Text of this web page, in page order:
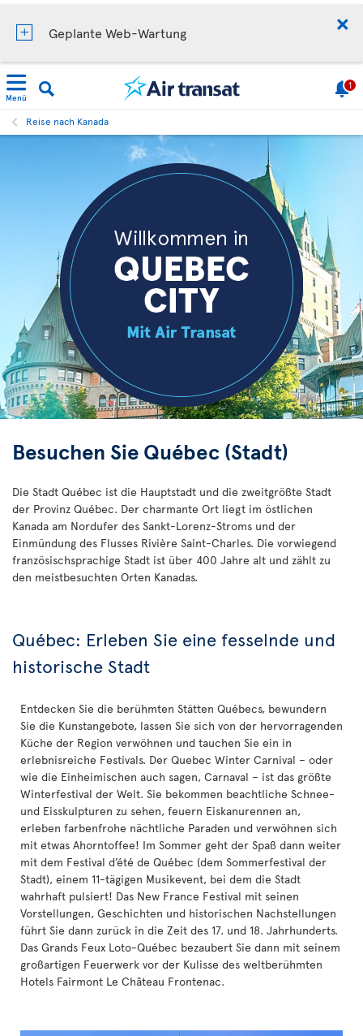
Geplante Web-Wartung
Menü
1
Reise nach Kanada
Besuchen Sie Québec (Stadt)
Die Stadt Québec ist die Hauptstadt und die zweitgrößte Stadt
der Provinz Québec. Der charmante Ort liegt im östlichen
Kanada am Nordufer des Sankt-Lorenz-Stroms und der
Einmündung des Flusses Rivière Saint-Charles. Die vorwiegend
französischsprachige Stadt ist über 400 Jahre alt und zählt zu
den meistbesuchten Orten Kanadas.
Québec: Erleben Sie eine fesselnde und
historische Stadt
Entdecken Sie die berühmten Stätten Québecs, bewundern
Sie die Kunstangebote, lassen Sie sich von der hervorragenden
Küche der Region verwöhnen und tauchen Sie ein in
erlebnisreiche Festivals. Der Quebec Winter Carnival – oder
wie die Einheimischen auch sagen, Carnaval – ist das größte
Winterfestival der Welt. Sie bekommen beachtliche Schnee-
und Eisskulpturen zu sehen, feuern Eiskanurennen an,
erleben farbenfrohe nächtliche Paraden und verwöhnen sich
mit etwas Ahorntoffee! Im Sommer geht der Spaß dann weiter
mit dem Festival d’été de Québec (dem Sommerfestival der
Stadt), einem 11-tägigen Musikevent, bei dem die Stadt
wahrhaft pulsiert! Das New France Festival mit seinen
Vorstellungen, Geschichten und historischen Nachstellungen
führt Sie dann zurück in die Zeit des 17. und 18. Jahrhunderts.
Das Grands Feux Loto-Québec bezaubert Sie dann mit seinem
großartigen Feuerwerk vor der Kulisse des weltberühmten
Hotels Fairmont Le Château Frontenac.